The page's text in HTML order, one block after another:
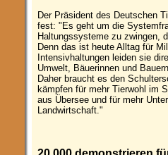
Der Präsident des Deutschen
fest: "Es geht um die
Haltungssysteme zu zwingen,
Denn das ist heute Alltag für
Intensivhaltungen leiden sie
Umwelt, Bäuerinnen und
Daher braucht es den
kämpfen für mehr Tierwohl im
aus Übersee und für mehr
Landwirtschaft."